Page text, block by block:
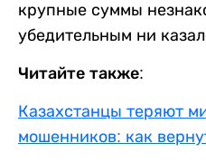
крупные суммы
убедительным ни
Читайте также:
Казахстанцы теряют
мошенников: как